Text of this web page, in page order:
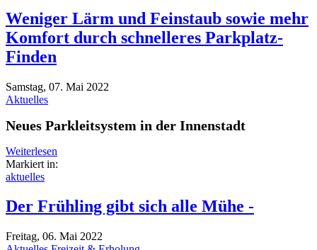
Weniger Lärm und Feinstaub sowie mehr
Komfort durch schnelleres Parkplatz-
Finden
Samstag, 07. Mai 2022
Aktuelles
Neues Parkleitsystem in der Innenstadt
Weiterlesen
Markiert in:
aktuelles
Der Frühling gibt sich alle Mühe -
Freitag, 06. Mai 2022